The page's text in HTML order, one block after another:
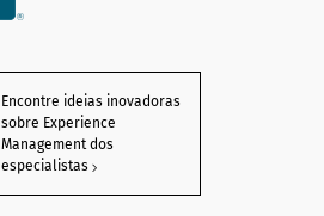
Encontre ideias inovadoras
sobre Experience
Management dos
especialistas